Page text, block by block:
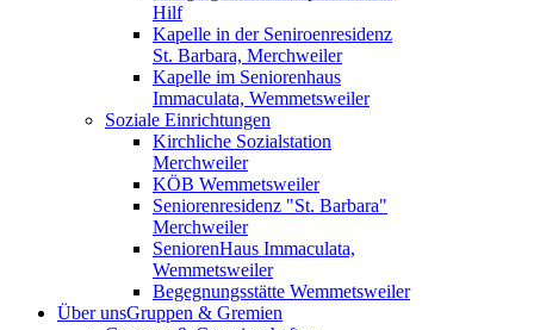
Hilf
Kapelle in der Seniroenresidenz
St. Barbara, Merchweiler
Kapelle im Seniorenhaus
Immaculata, Wemmetsweiler
Soziale Einrichtungen
Kirchliche Sozialstation
Merchweiler
KÖB Wemmetsweiler
Seniorenresidenz "St. Barbara"
Merchweiler
SeniorenHaus Immaculata,
Wemmetsweiler
Begegnungsstätte Wemmetsweiler
Über unsGruppen & Gremien